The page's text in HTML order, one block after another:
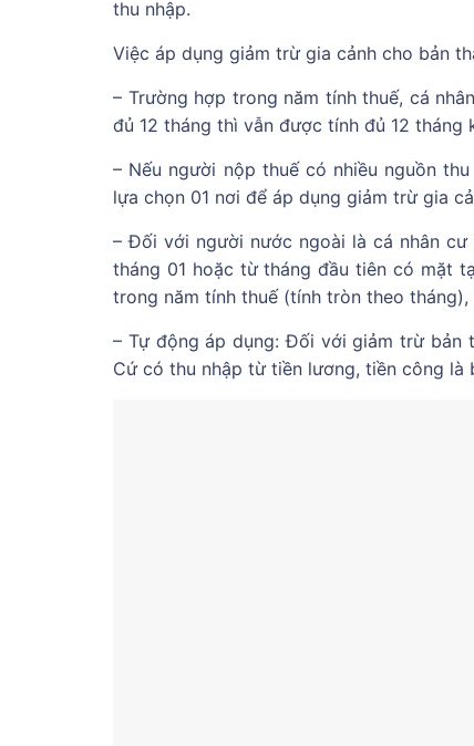
thu nhập.
Việc áp dụng giảm trừ gia cảnh cho bản
– Trường hợp trong năm tính thuế, cá
đủ 12 tháng thì vẫn được tính đủ 12 tháng
– Nếu người nộp thuế có nhiều nguồn
lựa chọn 01 nơi để áp dụng giảm trừ gia
– Đối với người nước ngoài là cá nhân
tháng 01 hoặc từ tháng đầu tiên có mặt
trong năm tính thuế (tính tròn theo
– Tự động áp dụng: Đối với giảm trừ bản
Cứ có thu nhập từ tiền lương, tiền công là